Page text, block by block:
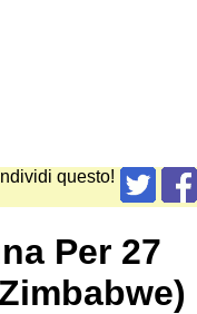
questo!
Per 27